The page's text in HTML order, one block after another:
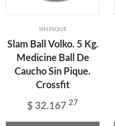
SIN PIQUE
Slam Ball Volko. 5 Kg.
Medicine Ball De
Caucho Sin Pique.
Crossfit
$ 32.16727